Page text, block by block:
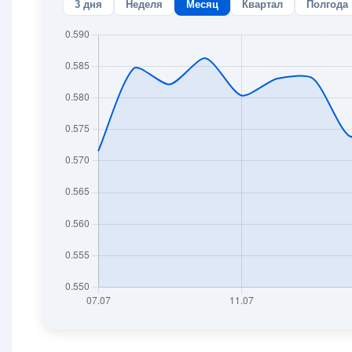
3 дня Неделя Месяц Квартал Полгода